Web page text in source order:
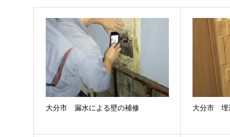
大分市 漏水による壁の補修 大分市 埋